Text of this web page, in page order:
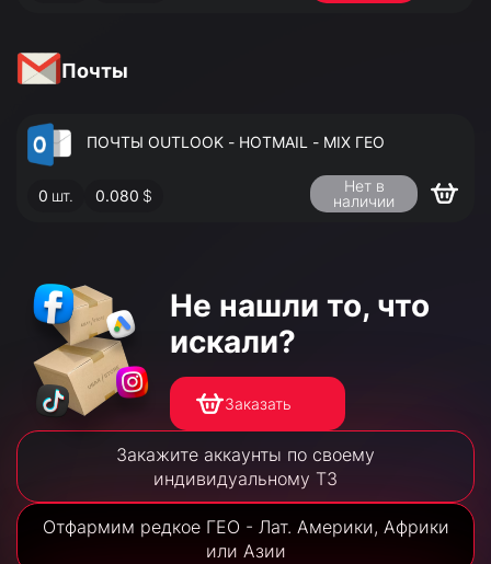
Почты
ПОЧТЫ OUTLOOK - HOTMAIL - MIX ГЕО
0 шт. 0.080 $
Нет в
наличии
Не нашли то, что
искали?
Заказать
Закажите аккаунты по своему
индивидуальному ТЗ
Отфармим редкое ГЕО - Лат. Америки, Африки
или Азии